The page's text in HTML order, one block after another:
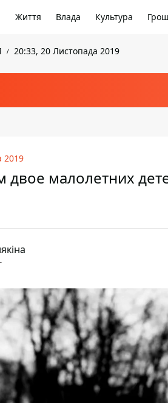
Життя Влада Культура
20:33, 20 Листопада 2019
2019
двое малолетних